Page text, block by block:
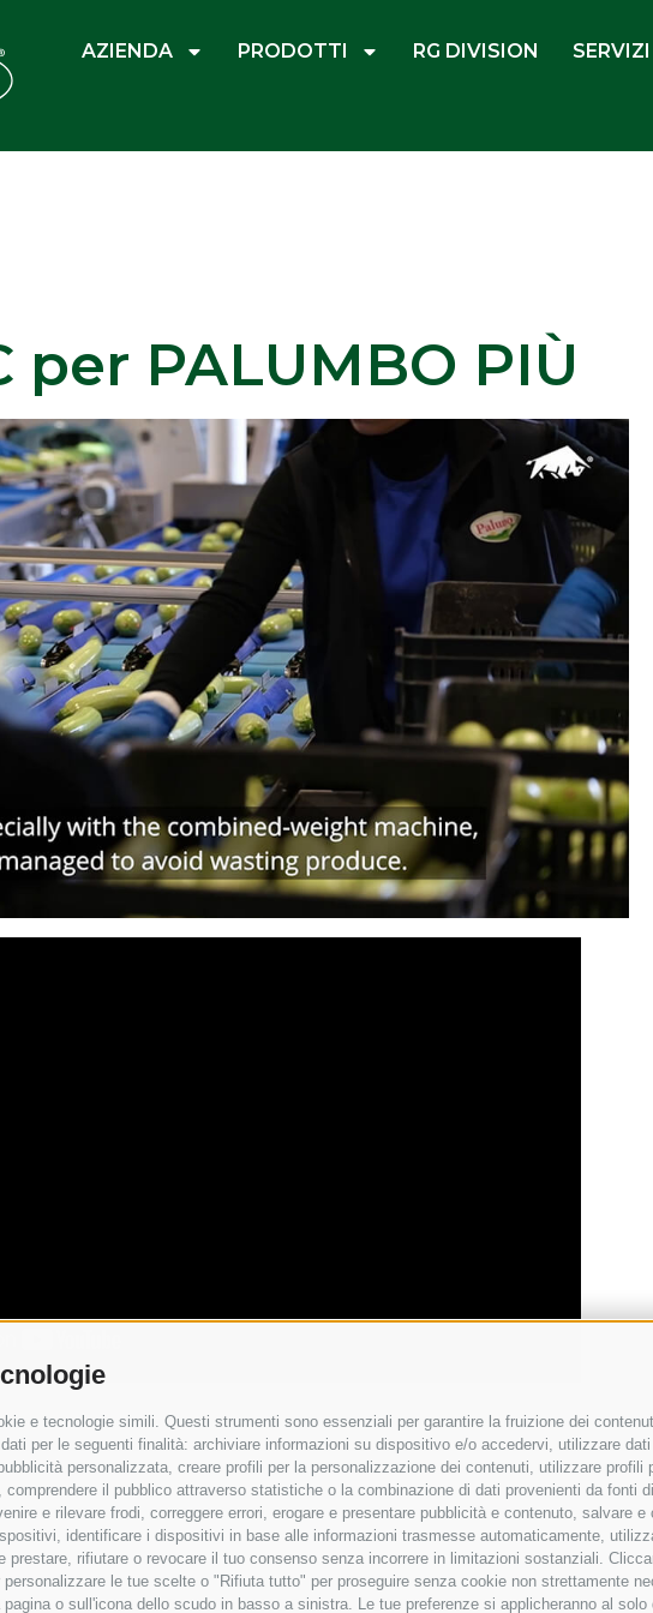
e tecnologie simili. Questi strumenti sono essenziali per garantire la fruizione dei
per le seguenti finalità: archiviare informazioni su dispositivo e/o accedervi, utilizzare
personalizzata, creare profili per la personalizzazione dei contenuti, utilizzare
il pubblico attraverso statistiche o la combinazione di dati provenienti da
e rilevare frodi, correggere errori, erogare e presentare pubblicità e contenuto, salvare
identificare i dispositivi in base alle informazioni trasmesse automaticamente,
prestare, rifiutare o revocare il tuo consenso senza incorrere in limitazioni sostanziali.
le tue scelte o "Rifiuta tutto" per proseguire senza cookie non strettamente
o sull'icona dello scudo in basso a sinistra. Le tue preferenze si applicheranno al solo
AZIENDA PRODOTTI RG DIVISION SERVIZI
per PALUMBO PIÙ